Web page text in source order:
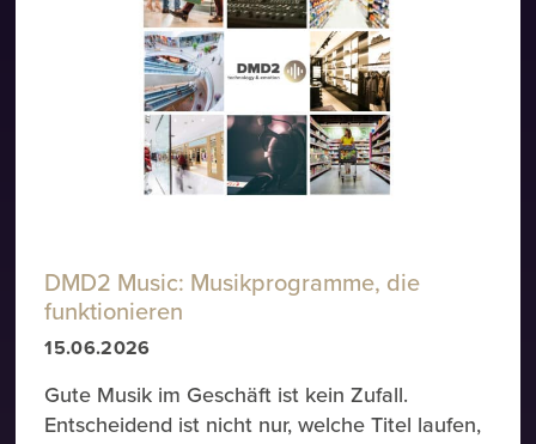
DMD2 Music: Musikprogramme, die
funktionieren
15.06.2026
Gute Musik im Geschäft ist kein Zufall.
Entscheidend ist nicht nur, welche Titel laufen,